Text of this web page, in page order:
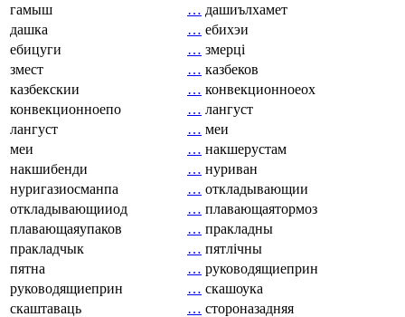
гамыш
… дашиълхамет
дашка
… ебихэи
ебицуги
… змерці
змест
… казбеков
казбекскии
… конвекционноеох
конвекционноепо
… лангуст
лангуст
… меи
меи
… накшерустам
накшибенди
… нуриван
нуригазиосманпа
… откладывающии
откладывающииод
… плавающаятормоз
плавающаяупаков
… пракладны
пракладчык
… пятлічны
пятна
… руководящиеприн
руководящиеприн
… скашоука
скаштаваць
… стороназадняя